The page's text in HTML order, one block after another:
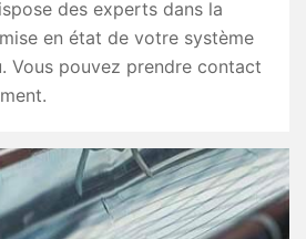
des experts dans la
en état de votre système
Vous pouvez prendre contact